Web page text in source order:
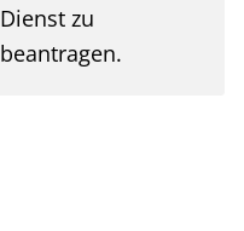
Dienst zu
beantragen.